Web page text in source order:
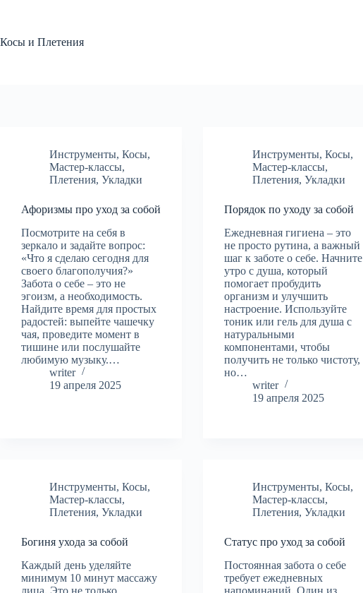
Косы и Плетения
Инструменты, Косы,
Мастер-классы,
Плетения, Укладки
Афоризмы про уход за собой
Посмотрите на себя в
зеркало и задайте вопрос:
«Что я сделаю сегодня для
своего благополучия?»
Забота о себе – это не
эгоизм, а необходимость.
Найдите время для простых
радостей: выпейте чашечку
чая, проведите момент в
тишине или послушайте
любимую музыку.…
writer
19 апреля 2025
Инструменты,Косы,
Мастер-классы,
Плетения,Укладки
Порядок по уходу за собой
Ежедневная гигиена – это
не просто рутина, а важный
шаг к заботе о себе. Начните
утро с душа, который
помогает пробудить
организм и улучшить
настроение. Используйте
тоник или гель для душа с
натуральными
компонентами, чтобы
получить не только чистоту,
но…
writer
19 апреля 2025
Инструменты, Косы,
Мастер-классы,
Плетения, Укладки
Богиня ухода за собой
Каждый день уделяйте
минимум 10 минут массажу
лица. Это не только
Инструменты,Косы,
Мастер-классы,
Плетения,Укладки
Статус про уход за собой
Постоянная забота о себе
требует ежедневных
напоминаний. Один из